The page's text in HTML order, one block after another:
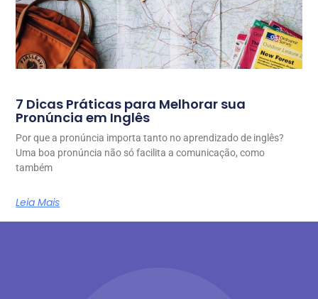
7 Dicas Práticas para Melhorar sua
Pronúncia em Inglês
Por que a pronúncia importa tanto no aprendizado de inglês?
Uma boa pronúncia não só facilita a comunicação, como
também
Leia Mais